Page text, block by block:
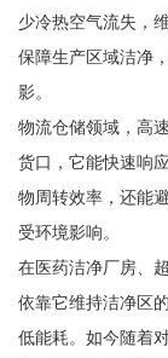
少冷热空气流失，
保障生产区域洁净
影。
物流仓储领域，高
货口，它能快速响
物周转效率，还能
受环境影响。
在医药洁净厂房、
依靠它维持洁净区
低能耗。如今随着